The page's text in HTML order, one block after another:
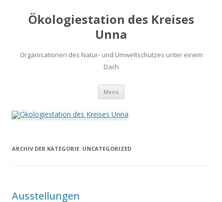
Ökologiestation des Kreises
Unna
Organisationen des Natur- und Umweltschutzes unter einem
Dach
Menü Zum
springen
ARCHIV DER KATEGORIE: UNCATEGORIZED
Ausstellungen